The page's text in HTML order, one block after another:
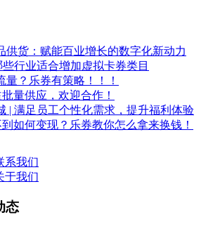
供货：赋能百业增长的数字化新动力
行业适合增加虚拟卡券类目
量？乐券有策略！！！
量供应，欢迎合作！
| 满足员工个性化需求，提升福利体验
如何变现？乐券教你怎么拿来换钱！
系我们
于我们
态